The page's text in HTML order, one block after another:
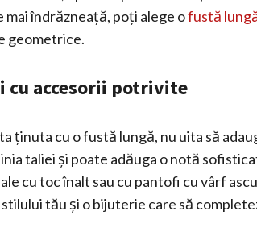
îndrăzneață, poți alege ofustă
geometrice.
cu accesorii potrivite
ținuta cu o fustă lungă, nu uita să
taliei și poate adăuga o notă
cu toc înalt sau cu pantofi cu vârf
tău și o bijuterie care să